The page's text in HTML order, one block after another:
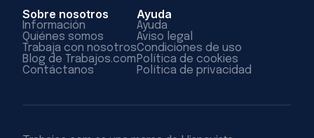
Sobre nosotros
Información
Quiénes somos
Trabaja con nosotros
Blog de Trabajos.com
Contáctanos
Ayuda
Ayuda
Aviso legal
Condiciones de uso
Política de cookies
Política de privacidad